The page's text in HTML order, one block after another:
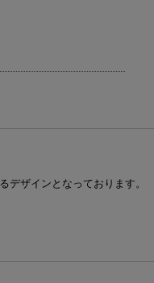
デザインとなっております。